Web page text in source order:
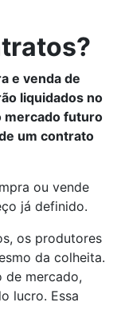
e venda de
liquidados no
mercado futuro
um contrato
ou vende
já definido.
os produtores
da colheita.
de mercado,
lucro. Essa